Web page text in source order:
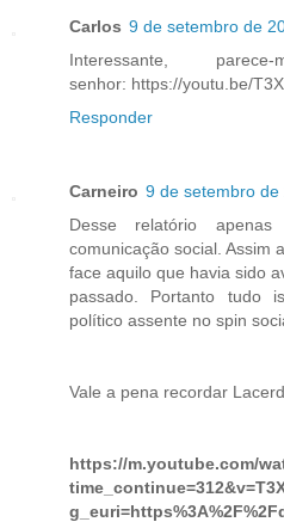
Carlos 9 de setembro de
Interessante,
senhor: https://youtu.be/
Responder
Carneiro 9 de setembro
Desse relatório
comunicação social. Assim
face aquilo que havia sido
passado. Portanto tudo
político assente no spin
Vale a pena recordar
https://m.youtube.com/